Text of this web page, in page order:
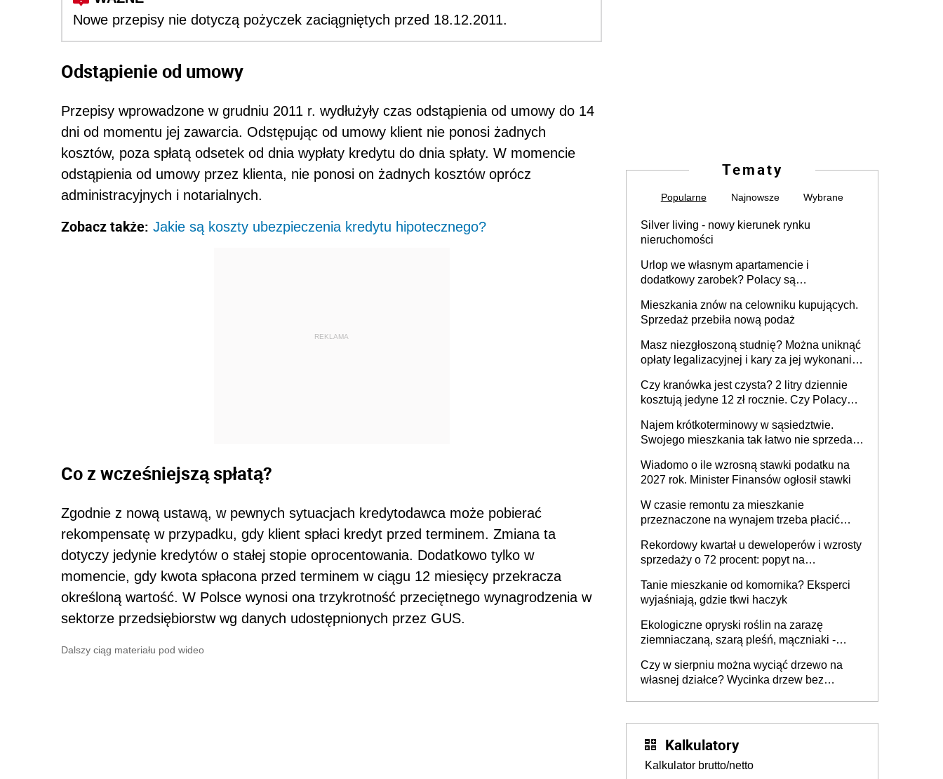
Nowe przepisy nie dotyczą pożyczek zaciągniętych przed 18.12.2011.
Odstąpienie od umowy
Przepisy wprowadzone w grudniu 2011 r. wydłużyły czas odstąpienia od umowy do 14
dni od momentu jej zawarcia. Odstępując od umowy klient nie ponosi żadnych
kosztów, poza spłatą odsetek od dnia wypłaty kredytu do dnia spłaty. W momencie
odstąpienia od umowy przez klienta, nie ponosi on żadnych kosztów oprócz
administracyjnych i notarialnych.
Zobacz także: Jakie są koszty ubezpieczenia kredytu hipotecznego?
REKLAMA
Co z wcześniejszą spłatą?
Zgodnie z nową ustawą, w pewnych sytuacjach kredytodawca może pobierać
rekompensatę w przypadku, gdy klient spłaci kredyt przed terminem. Zmiana ta
dotyczy jedynie kredytów o stałej stopie oprocentowania. Dodatkowo tylko w
momencie, gdy kwota spłacona przed terminem w ciągu 12 miesięcy przekracza
określoną wartość. W Polsce wynosi ona trzykrotność przeciętnego wynagrodzenia w
sektorze przedsiębiorstw wg danych udostępnionych przez GUS.
Dalszy ciąg materiału pod wideo
Tematy
Popularne Najnowsze Wybrane
Silver living - nowy kierunek rynku
nieruchomości
Urlop we własnym apartamencie i
dodatkowy zarobek? Polacy są
Mieszkania znów na celowniku kupujących.
Sprzedaż przebiła nową podaż
Masz niezgłoszoną studnię? Można uniknąć
opłaty legalizacyjnej i kary za jej wykonanie,
Czy kranówka jest czysta? 2 litry dziennie
kosztują jedyne 12 zł rocznie. Czy Polacy
Najem krótkoterminowy w sąsiedztwie.
Swojego mieszkania tak łatwo nie sprzedaż
Wiadomo o ile wzrosną stawki podatku na
2027 rok. Minister Finansów ogłosił stawki
W czasie remontu za mieszkanie
przeznaczone na wynajem trzeba płacić
realizuje w nim potrzeb mieszkaniowych
Rekordowy kwartał u deweloperów i wzrosty
sprzedaży o 72 procent: popyt na
Tanie mieszkanie od komornika? Eksperci
wyjaśniają, gdzie tkwi haczyk
Ekologiczne opryski roślin na zarazę
ziemniaczaną, szarą pleśń, mączniaki -
zwalczać choroby grzybowe roślin?
Czy w sierpniu można wyciąć drzewo na
własnej działce? Wycinka drzew bez
Kalkulatory
Kalkulator brutto/netto